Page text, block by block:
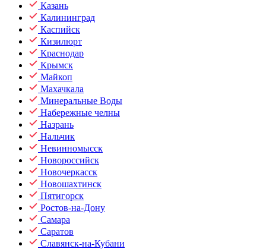
Казань
Калининград
Каспийск
Кизилюрт
Краснодар
Крымск
Майкоп
Махачкала
Минеральные Воды
Набережные челны
Назрань
Нальчик
Невинномысск
Новороссийск
Новочеркасск
Новошахтинск
Пятигорск
Ростов-на-Дону
Самара
Саратов
Славянск-на-Кубани